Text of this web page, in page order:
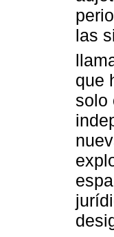
las
que
solo